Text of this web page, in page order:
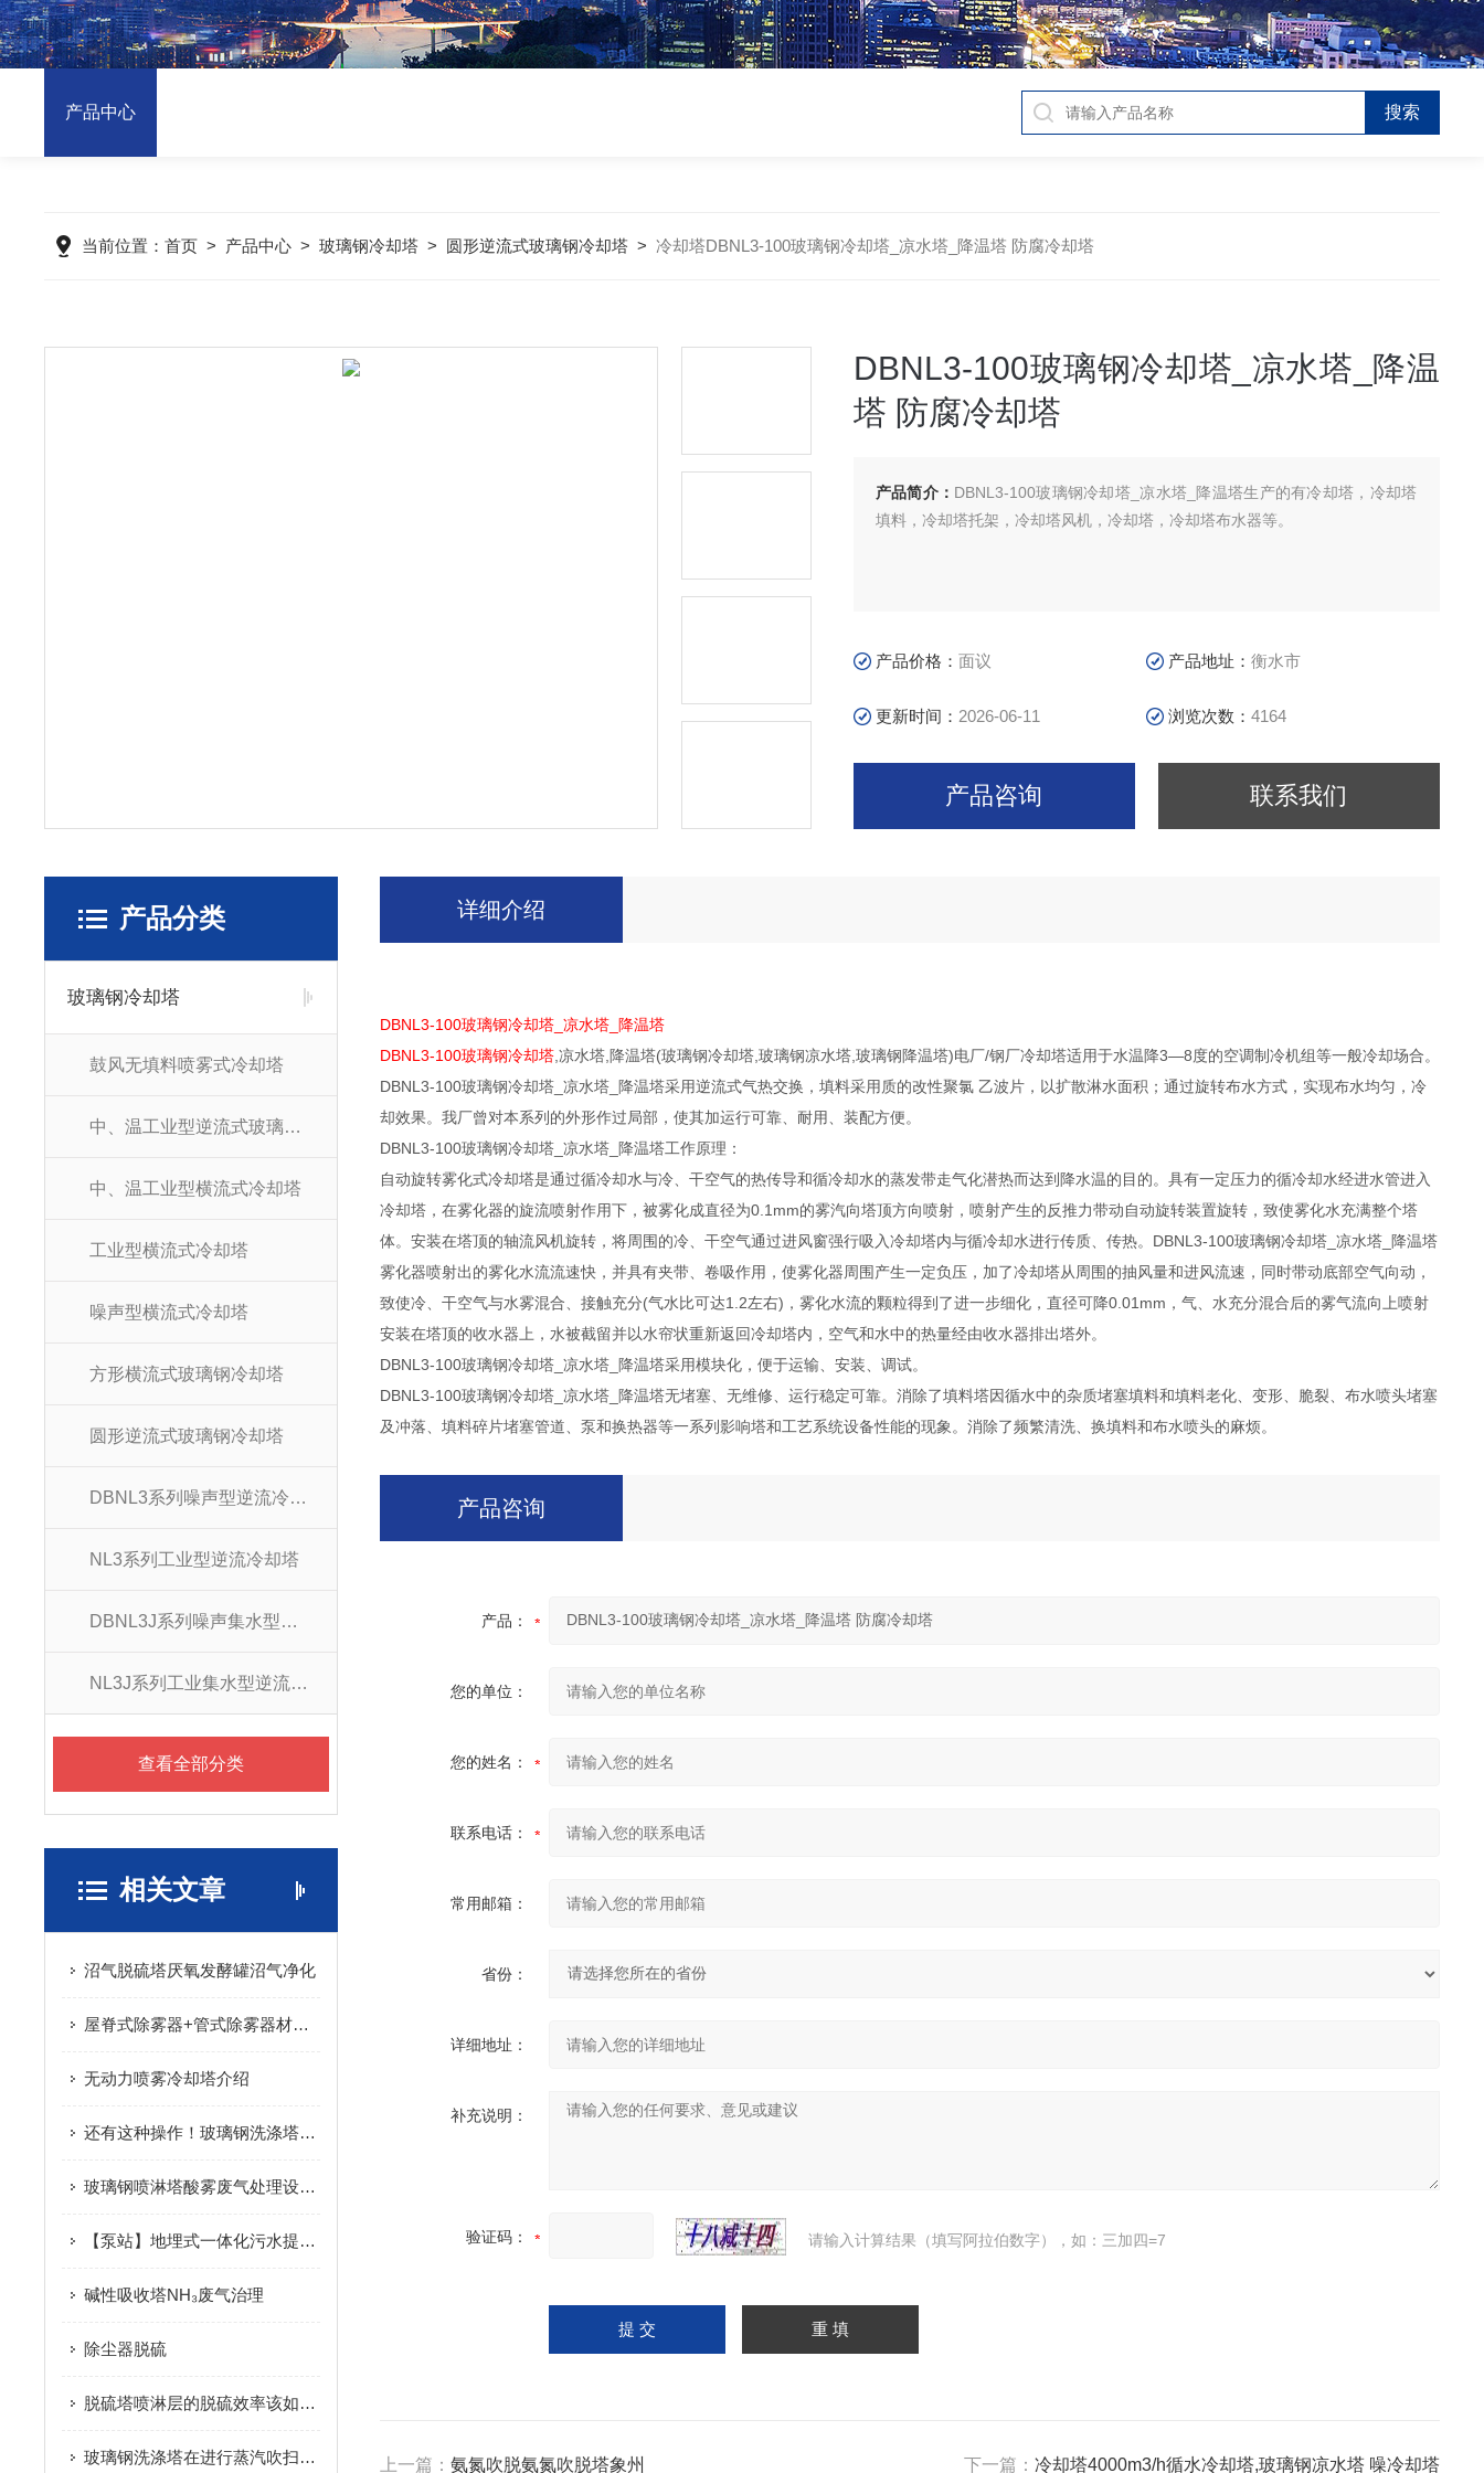
产品中心
当前位置：首页 > 产品中心 >玻璃钢冷却塔 > 圆形逆流式玻璃钢冷却塔 >冷却塔DBNL3-100玻璃钢冷却塔_凉水塔_降温塔 防腐冷却塔
DBNL3-100玻璃钢冷却塔_凉水塔_降温
塔 防腐冷却塔
产品简介： DBNL3-100玻璃钢冷却塔_凉水塔_降温塔生产的有冷却塔，冷却塔
填料，冷却塔托架，冷却塔风机，冷却塔，冷却塔布水器等。
产品价格：面议 产品地址：衡水市
更新时间： 2026-06-11 浏览次数：4164
产品咨询 联系我们
产品分类
玻璃钢冷却塔
鼓风无填料喷雾式冷却塔
中、温工业型逆流式玻璃钢冷却塔
中、温工业型横流式冷却塔
工业型横流式冷却塔
噪声型横流式冷却塔
方形横流式玻璃钢冷却塔
圆形逆流式玻璃钢冷却塔
DBNL3系列噪声型逆流冷却塔
NL3系列工业型逆流冷却塔
DBNL3J系列噪声集水型逆流冷却塔
NL3J系列工业集水型逆流式冷却塔
查看全部分类
相关文章
沼气脱硫塔厌氧发酵罐沼气净化
屋脊式除雾器+管式除雾器材质FRP或PP
无动力喷雾冷却塔介绍
还有这种操作！玻璃钢洗涤塔填料的使用、清洗说明
玻璃钢喷淋塔酸雾废气处理设备安装
【泵站】地埋式一体化污水提升泵站下井（池）作业规程
碱性吸收塔NH₃废气治理
除尘器脱硫
脱硫塔喷淋层的脱硫效率该如何提
玻璃钢洗涤塔在进行蒸汽吹扫时要注意哪些？
详细介绍
DBNL3-100玻璃钢冷却塔_凉水塔_降温塔
DBNL3-100玻璃钢冷却塔,凉水塔,降温塔(玻璃钢冷却塔,玻璃钢凉水塔,玻璃钢降温塔)电厂/钢厂冷却塔适用于水温降3—8度的空调制冷机组等一般冷却场合。
DBNL3-100玻璃钢冷却塔_凉水塔_降温塔采用逆流式气热交换，填料采用质的改性聚氯 乙波片，以扩散淋水面积；通过旋转布水方式，实现布水均匀，冷
却效果。我厂曾对本系列的外形作过局部，使其加运行可靠、耐用、装配方便。
DBNL3-100玻璃钢冷却塔_凉水塔_降温塔工作原理：
自动旋转雾化式冷却塔是通过循冷却水与冷、干空气的热传导和循冷却水的蒸发带走气化潜热而达到降水温的目的。具有一定压力的循冷却水经进水管进入
冷却塔，在雾化器的旋流喷射作用下，被雾化成直径为0.1mm的雾汽向塔顶方向喷射，喷射产生的反推力带动自动旋转装置旋转，致使雾化水充满整个塔
体。安装在塔顶的轴流风机旋转，将周围的冷、干空气通过进风窗强行吸入冷却塔内与循冷却水进行传质、传热。DBNL3-100玻璃钢冷却塔_凉水塔_降温塔
雾化器喷射出的雾化水流流速快，并具有夹带、卷吸作用，使雾化器周围产生一定负压，加了冷却塔从周围的抽风量和进风流速，同时带动底部空气向动，
致使冷、干空气与水雾混合、接触充分(气水比可达1.2左右)，雾化水流的颗粒得到了进一步细化，直径可降0.01mm，气、水充分混合后的雾气流向上喷射
安装在塔顶的收水器上，水被截留并以水帘状重新返回冷却塔内，空气和水中的热量经由收水器排出塔外。
DBNL3-100玻璃钢冷却塔_凉水塔_降温塔采用模块化，便于运输、安装、调试。
DBNL3-100玻璃钢冷却塔_凉水塔_降温塔无堵塞、无维修、运行稳定可靠。消除了填料塔因循水中的杂质堵塞填料和填料老化、变形、脆裂、布水喷头堵塞
及冲落、填料碎片堵塞管道、泵和换热器等一系列影响塔和工艺系统设备性能的现象。消除了频繁清洗、换填料和布水喷头的麻烦。
产品咨询
产品：
您的单位：
您的姓名：
联系电话：
常用邮箱：
省份：
详细地址：
补充说明：
验证码： 请输入计算结果（填写阿拉伯数字），如：三加四=7
上一篇： 氨氮吹脱氨氮吹脱塔象州 下一篇： 冷却塔4000m3/h循水冷却塔,玻璃钢凉水塔 噪冷却塔